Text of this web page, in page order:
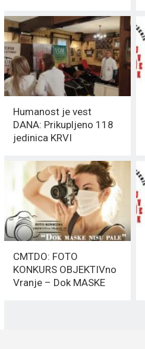
Humanost je vest
DANA: Prikupljeno 118
jedinica KRVI
CMTDO: FOTO
KONKURS OBJEKTIVno
Vranje – Dok MASKE